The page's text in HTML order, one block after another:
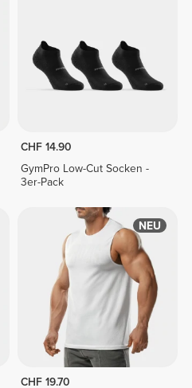
CHF 14.90
GymPro Low-Cut Socken -
3er-Pack
NEU
CHF 19.70